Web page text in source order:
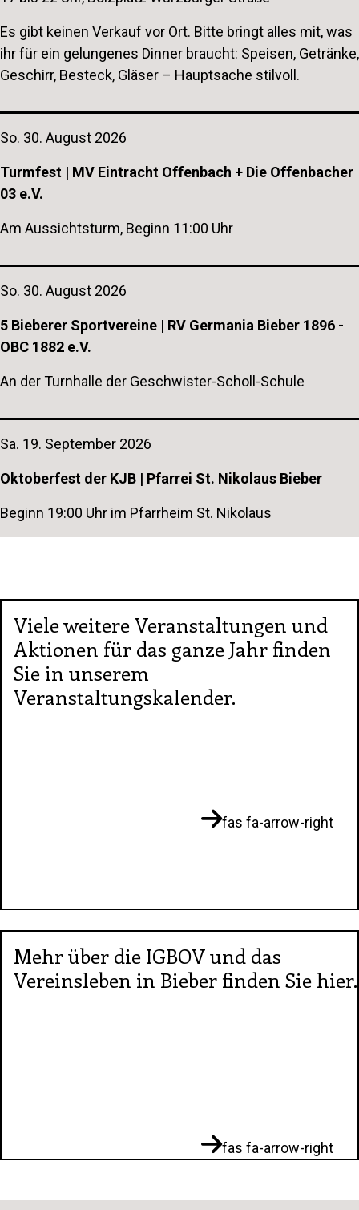
Es gibt keinen Verkauf vor Ort. Bitte bringt alles mit, was
ihr für ein gelungenes Dinner braucht: Speisen, Getränke,
Geschirr, Besteck, Gläser – Hauptsache stilvoll.
So. 30. August 2026
Turmfest | MV Eintracht Offenbach + Die Offenbacher
03 e.V.
Am Aussichtsturm, Beginn 11:00 Uhr
So. 30. August 2026
5 Bieberer Sportvereine | RV Germania Bieber 1896 -
OBC 1882 e.V.
An der Turnhalle der Geschwister-Scholl-Schule
Sa. 19. September 2026
Oktoberfest der KJB | Pfarrei St. Nikolaus Bieber
Beginn 19:00 Uhr im Pfarrheim St. Nikolaus
Viele weitere Veranstaltungen und
Aktionen für das ganze Jahr finden
Sie in unserem
Veranstaltungskalender.
fas fa-arrow-right
Mehr über die IGBOV und das
Vereinsleben in Bieber finden Sie hier.
fas fa-arrow-right